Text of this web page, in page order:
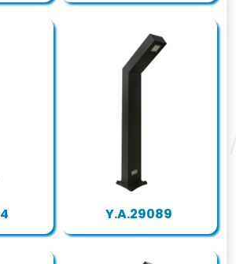
Y.A.29089